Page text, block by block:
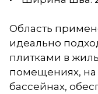
Область
идеально
плитками в
помещениях, на
бассейнах,